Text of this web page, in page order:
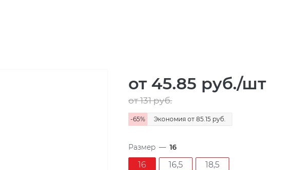
от 45.85 руб./шт
от 131руб.
-65% Экономия от 85.15 руб.
Размер — 16
16 16,5 18,5